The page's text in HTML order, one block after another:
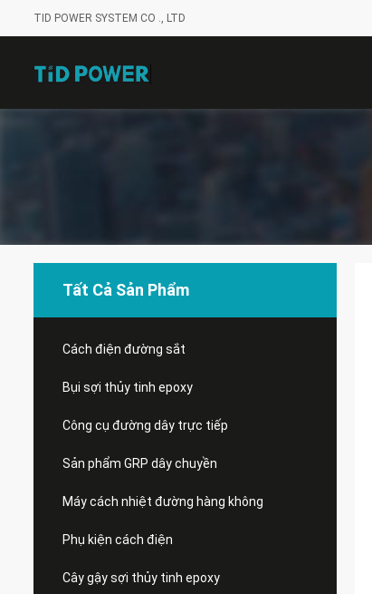
TID POWER SYSTEM CO ., LTD
Tất Cả Sản Phẩm
Cách điện đường sắt
Bụi sợi thủy tinh epoxy
Công cụ đường dây trực tiếp
Sản phẩm GRP dây chuyền
Máy cách nhiệt đường hàng không
Phụ kiện cách điện
Cây gậy sợi thủy tinh epoxy